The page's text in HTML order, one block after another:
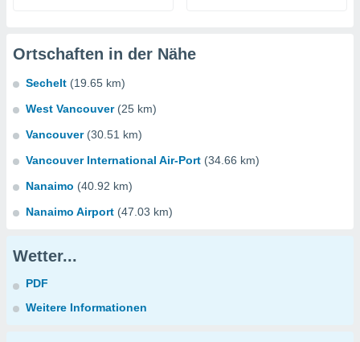
Ortschaften in der Nähe
Sechelt (19.65 km)
West Vancouver (25 km)
Vancouver (30.51 km)
Vancouver International Air-Port (34.66 km)
Nanaimo (40.92 km)
Nanaimo Airport (47.03 km)
Wetter...
PDF
Weitere Informationen